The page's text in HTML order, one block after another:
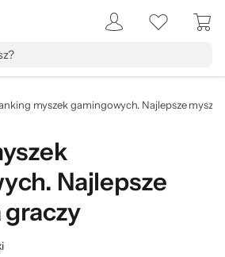
myszek gamingowych. Najlepsze myszki
Najlepsze
graczy